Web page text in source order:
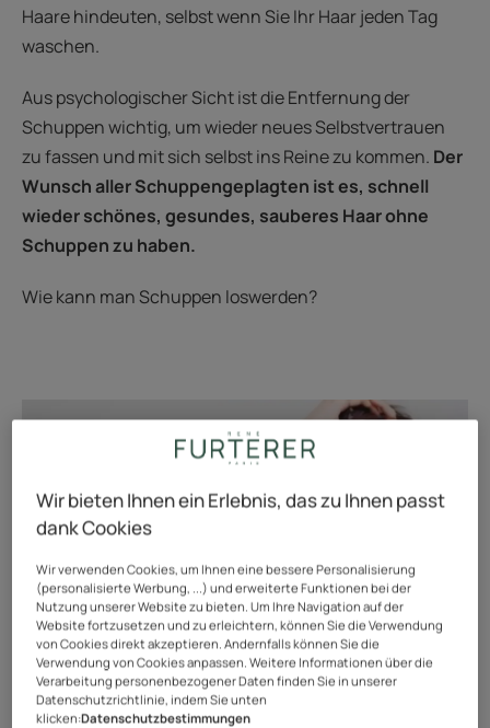
Haare hindeuten, selbst wenn Sie Ihr Haar jeden Tag
waschen.
Aus psychologischer Sicht ist die Entfernung der
Schuppen wichtig, um wieder neues Selbstvertrauen
zu fassen und mit sich selbst ins Reine zu kommen. Der
Wunsch aller Schuppengeplagten ist es, schnell
wieder schönes, gesundes, sauberes Haar ohne
Schuppen zu haben.
Wie kann man Schuppen loswerden?
Wir bieten Ihnen ein Erlebnis, das zu Ihnen passt
dank Cookies
Wir verwenden Cookies, um Ihnen eine bessere Personalisierung
(personalisierte Werbung, ...) und erweiterte Funktionen bei der
Nutzung unserer Website zu bieten. Um Ihre Navigation auf der
Website fortzusetzen und zu erleichtern, können Sie die Verwendung
von Cookies direkt akzeptieren. Andernfalls können Sie die
Verwendung von Cookies anpassen. Weitere Informationen über die
Verarbeitung personenbezogener Daten finden Sie in unserer
Datenschutzrichtlinie, indem Sie unten
klicken:Datenschutzbestimmungen